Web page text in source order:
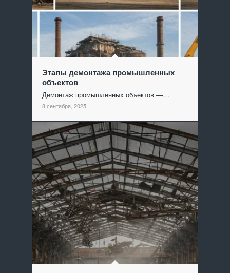
Этапы демонтажа промышленных
объектов
Демонтаж промышленных объектов —…
8 сентября, 2025